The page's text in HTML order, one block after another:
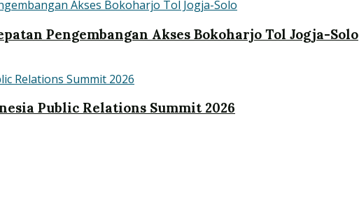
Pengembangan Akses Bokoharjo Tol Jogja-Solo
Public Relations Summit 2026